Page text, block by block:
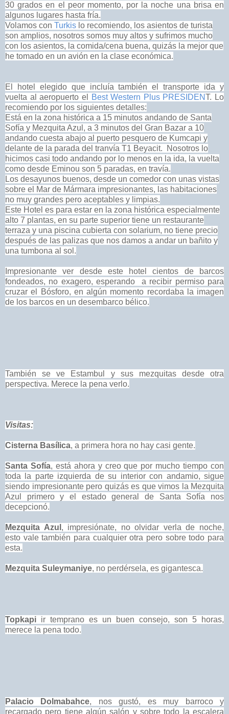
30 grados en el peor momento, por la noche una brisa en
algunos lugares hasta fría.
Volamos con Turkis lo recomiendo, los asientos de turista
son amplios, nosotros somos muy altos y sufrimos mucho
con los asientos, la comida/cena buena, quizás la mejor que
he tomado en un avión en la clase económica.
El hotel elegido que incluía también el transporte ida y
vuelta al aeropuerto el
Best Western Plus PRESIDEN T. Lo
recomiendo por los siguientes detalles:
Está en la zona histórica a 15 minutos andando de Santa
Sofía y Mezquita Azul, a 3 minutos del Gran Bazar a 10
andando cuesta abajo al puerto pesquero de Kumcapi y
delante de la parada del tranvía T1 Beyacit. Nosotros lo
hicimos casi todo andando por lo menos en la ida, la vuelta
como desde Eminou son 5 paradas, en travía.
Los desayunos buenos, desde un comedor con unas vistas
sobre el Mar de Mármara impresionantes, las habitaciones
no muy grandes pero aceptables y limpias.
Este Hotel es para estar en la zona histórica especialmente
alto 7 plantas, en su parte superior tiene un restaurante
terraza y una piscina cubierta con solarium, no tiene precio
después de las palizas que nos damos a andar un bañito y
una tumbona al sol.
Impresionante ver desde este hotel cientos de barcos
fondeados, no exagero, esperando a recibir permiso para
cruzar el Bósforo, en algún momento recordaba la imagen
de los barcos en un desembarco bélico.
También se ve Estambul y sus mezquitas desde otra
perspectiva. Merece la pena verlo.
Visitas:
Cisterna Basílica, a primera hora no hay casi gente.
Santa Sofía, está ahora y creo que por mucho tiempo con
toda la parte izquierda de su interior con andamio, sigue
siendo impresionante pero quizás es que vimos la Mezquita
Azul primero y el estado general de Santa Sofía nos
decepcionó.
Mezquita Azul , impresiónate, no olvidar verla de noche,
esto vale también para cualquier otra pero sobre todo para
esta.
Mezquita Suleymaniye, no perdérsela, es gigantesca.
Topkapi ir temprano es un buen consejo, son 5 horas,
merece la pena todo.
Palacio Dolmabahce, nos gustó, es muy barroco y
recargado pero tiene algún salón y sobre todo la escalera